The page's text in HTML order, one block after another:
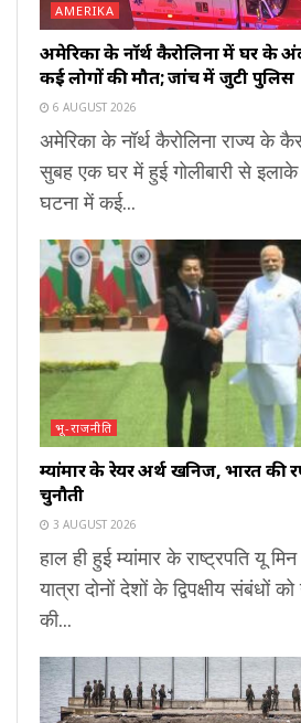
AMERIKA
अमेरिका के नॉर्थ कैरोलिना में घर के
कई लोगों की मौत; जांच में जुटी पुलिस
6 AUGUST 2026
अमेरिका के नॉर्थ कैरोलिना राज्य के
सुबह एक घर में हुई गोलीबारी से
घटना में कई...
भू-राजनीति
म्यांमार के रेयर अर्थ खनिज, भारत की
चुनौती
3 AUGUST 2026
हाल ही हुई म्यांमार के राष्ट्रपति यू
यात्रा दोनों देशों के द्विपक्षीय संबंधों
की...